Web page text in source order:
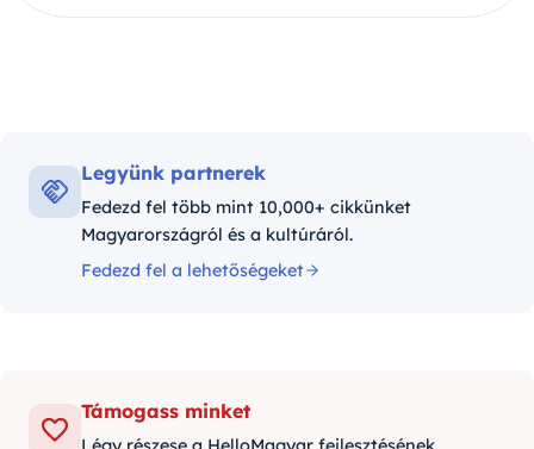
Legyünk partnerek
Fedezd fel több mint 10,000+ cikkünket
Magyarországról és a kultúráról.
Fedezd fel a lehetőségeket
Támogass minket